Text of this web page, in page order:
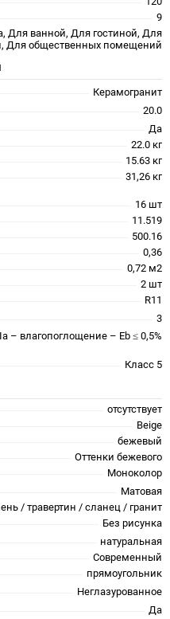
9
Для ванной, Для гостиной, Для
Для общественных помещений
Керамогранит
20.0
Да
22.0 кг
15.63 кг
31,26 кг
16 шт
11.519
500.16
0,36
0,72 м2
2 шт
R11
3
– влагопоглощение – Eb ≤ 0,5%
Класс 5
отсутствует
Beige
бежевый
Оттенки бежевого
Моноколор
Матовая
/ травертин / сланец / гранит
Без рисунка
натуральная
Современный
прямоугольник
Неглазурованное
Да